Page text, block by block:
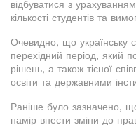
відбуватися з
кількості студентів та
Очевидно, що українську
перехідний період, який
рішень, а також тісної
освіти та державними
Раніше було зазначено,
намір внести зміни до